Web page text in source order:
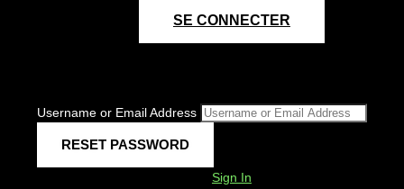
SE CONNECTER
Username or Email Address
Sign In